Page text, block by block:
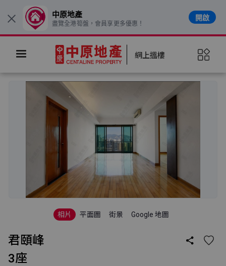
網上搵樓
相片 平面圖 街景 Google 地圖
君頤峰 
3座
× 中原地產
盡覽全港筍盤，會員享更多優惠！
開啟